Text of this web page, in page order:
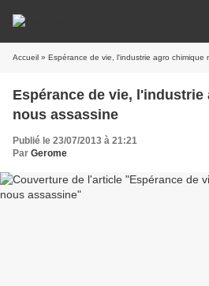
Accueil » Espérance de vie, l'industrie agro chimique
Espérance de vie,
nous assassine
Publié le 23/07/2013 à 21:21
Par Gerome